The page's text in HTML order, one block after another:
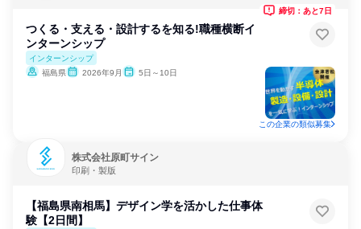
つくる・支える・設計するを知る!職種横断イ
ンターンシップ
インターンシップ
福島県
2026年9月 5日～10日
締切：あと7日
この企業の類似募集
株式会社原町サイン
印刷・製版
【福島県南相馬】デザイン学を活かした仕事体
験【2日間】